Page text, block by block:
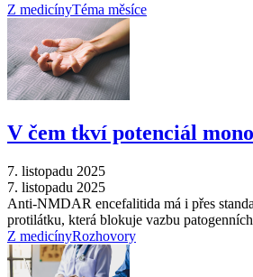
Z medicínyTéma měsíce
V čem tkví potenciál
7. listopadu 2025
7. listopadu 2025
Anti-NMDAR encefalitida má i přes
protilátku, která blokuje vazbu
Z medicínyRozhovory